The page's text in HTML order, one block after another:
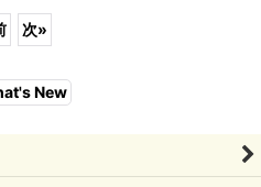
次»
New